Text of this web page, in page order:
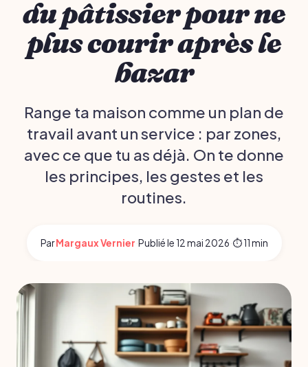
du pâtissier pour ne
plus courir après le
bazar
Range ta maison comme un plan de
travail avant un service : par zones,
avec ce que tu as déjà. On te donne
les principes, les gestes et les
routines.
ParMargaux Vernier·Publié le 12 mai 2026·⏱ 11 min